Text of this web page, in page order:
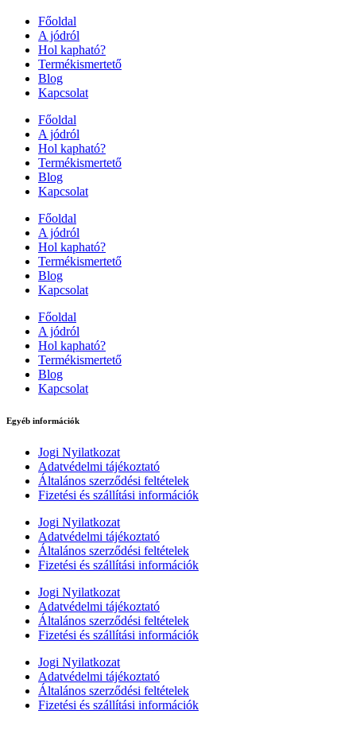
Főoldal
A jódról
Hol kapható?
Termékismertető
Blog
Kapcsolat
Főoldal
A jódról
Hol kapható?
Termékismertető
Blog
Kapcsolat
Főoldal
A jódról
Hol kapható?
Termékismertető
Blog
Kapcsolat
Főoldal
A jódról
Hol kapható?
Termékismertető
Blog
Kapcsolat
Egyéb információk
Jogi Nyilatkozat
Adatvédelmi tájékoztató
Általános szerződési feltételek
Fizetési és szállítási információk
Jogi Nyilatkozat
Adatvédelmi tájékoztató
Általános szerződési feltételek
Fizetési és szállítási információk
Jogi Nyilatkozat
Adatvédelmi tájékoztató
Általános szerződési feltételek
Fizetési és szállítási információk
Jogi Nyilatkozat
Adatvédelmi tájékoztató
Általános szerződési feltételek
Fizetési és szállítási információk